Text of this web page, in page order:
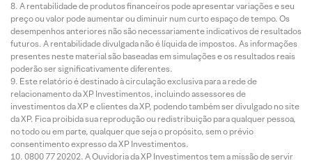
A rentabilidade de produtos financeiros pode apresentar variações e seu
preço ou valor pode aumentar ou diminuir num curto espaço de tempo. Os
desempenhos anteriores não são necessariamente indicativos de resultados
futuros. A rentabilidade divulgada não é líquida de impostos. As informações
presentes neste material são baseadas em simulações e os resultados reais
poderão ser significativamente diferentes.
Este relatório é destinado à circulação exclusiva para a rede de
relacionamento da XP Investimentos, incluindo assessores de
investimentos da XP e clientes da XP, podendo também ser divulgado no site
da XP. Fica proibida sua reprodução ou redistribuição para qualquer pessoa,
no todo ou em parte, qualquer que seja o propósito, sem o prévio
consentimento expresso da XP Investimentos.
0800 77 20202. A Ouvidoria da XP Investimentos tem a missão de servir